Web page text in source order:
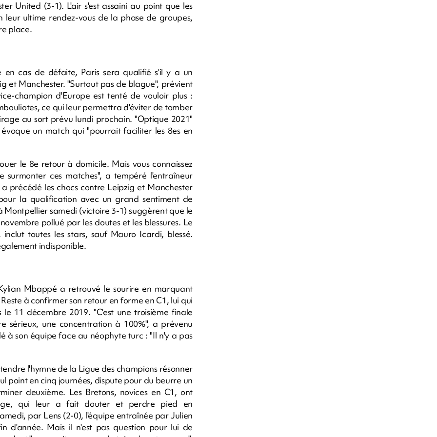
United (3-1). L'air s'est assaini au point que les
leur ultime rendez-vous de la phase de groupes,
place.
cas de défaite, Paris sera qualifié s'il y a un
et Manchester. "Surtout pas de blague", prévient
champion d'Europe est tenté de vouloir plus :
ce qui leur permettra d'éviter de tomber
au sort prévu lundi prochain. "Optique 2021"
un match qui "pourrait faciliter les 8es en
le 8e retour à domicile. Mais vous connaissez
surmonter ces matches", a tempéré l'entraîneur
précédé les chocs contre Leipzig et Manchester
la qualification avec un grand sentiment de
samedi (victoire 3-1) suggèrent que le
pollué par les doutes et les blessures. Le
toutes les stars, sauf Mauro Icardi, blessé.
indisponible.
Mbappé a retrouvé le sourire en marquant
à confirmer son retour en forme en C1, lui qui
11 décembre 2019. "C'est une troisième finale
une concentration à 100%", a prévenu
à son équipe face au néophyte turc : "Il n'y a pas
l'hymne de la Ligue des champions résonner
point en cinq journées, dispute pour du beurre un
deuxième. Les Bretons, novices en C1, ont
qui leur a fait douter et perdre pied en
par Lens (2-0), l'équipe entraînée par Julien
d'année. Mais il n'est pas question pour lui de